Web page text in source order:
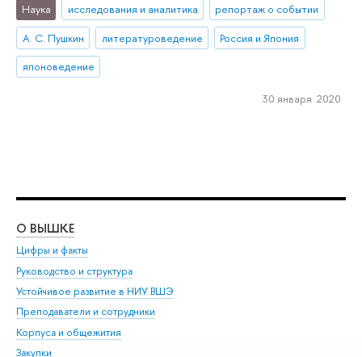
Наука исследования и аналитика
репортаж о событии
А. С. Пушкин
литературоведение
Россия и Япония
японоведение
30 января 2020
О ВЫШКЕ
Цифры и факты
Руководство и структура
Устойчивое развитие в НИУ ВШЭ
Преподаватели и сотрудники
Корпуса и общежития
Закупки